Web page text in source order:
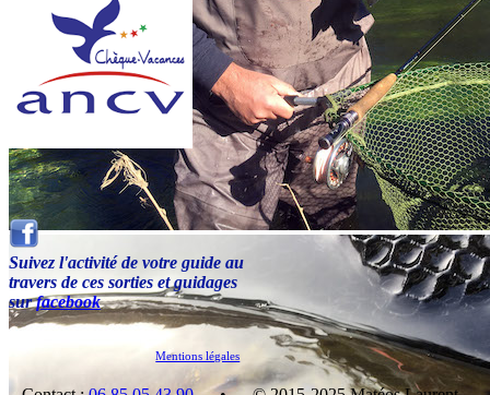
Suivez l'activité de votre guide au
travers de ces sorties et guidages
surfacebook
Mentions légales